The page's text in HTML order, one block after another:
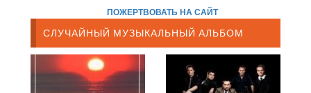
ПОЖЕРТВОВАТЬ НА САЙТ
СЛУЧАЙНЫЙ МУЗЫКАЛЬНЫЙ АЛЬБОМ